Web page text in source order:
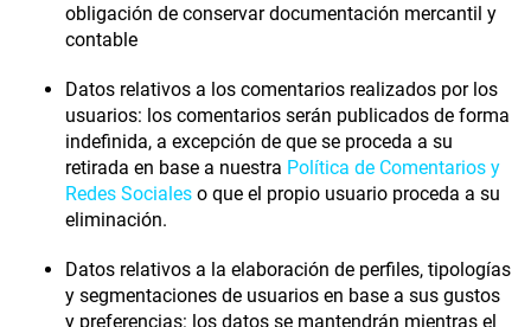
obligación de conservar documentación mercantil y
contable
Datos relativos a los comentarios realizados por los
usuarios: los comentarios serán publicados de forma
indefinida, a excepción de que se proceda a su
retirada en base a nuestra Política de Comentarios y
Redes Sociales o que el propio usuario proceda a su
eliminación.
Datos relativos a la elaboración de perfiles, tipologías
y segmentaciones de usuarios en base a sus gustos
y preferencias: los datos se mantendrán mientras el